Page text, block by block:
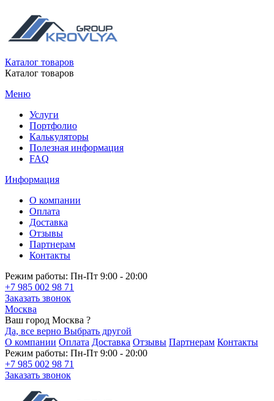
Каталог товаров
Каталог товаров
Меню
Услуги
Портфолио
Калькуляторы
Полезная информация
FAQ
Информация
О компании
Оплата
Доставка
Отзывы
Партнерам
Контакты
Режим работы: Пн-Пт 9:00 - 20:00
+7 985 002 98 71
Заказать звонок
Москва
Ваш город Москва ?
Да, все верно Выбрать другой
О компании Оплата Доставка Отзывы Партнерам Контакты
Режим работы: Пн-Пт 9:00 - 20:00
+7 985 002 98 71
Заказать звонок